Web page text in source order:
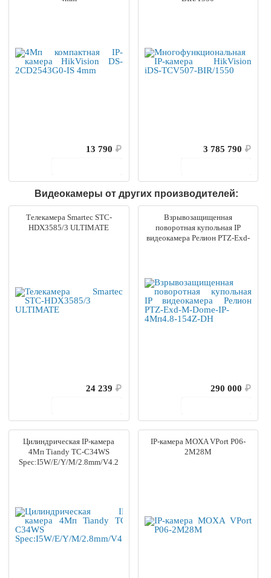
13 790 ₽
3 785 790 ₽
Видеокамеры от других производителей:
Телекамера Smartec STC-
HDX3585/3 ULTIMATE
24 239 ₽
Взрывозащищенная
поворотная купольная IP
видеокамера Релион PTZ-Exd-
290 000 ₽
Цилиндрическая IP-камера
4Мп Tiandy TC-C34WS
Spec:I5W/E/Y/M/2.8mm/V4.2
IP-камера MOXA VPort P06-
2M28M